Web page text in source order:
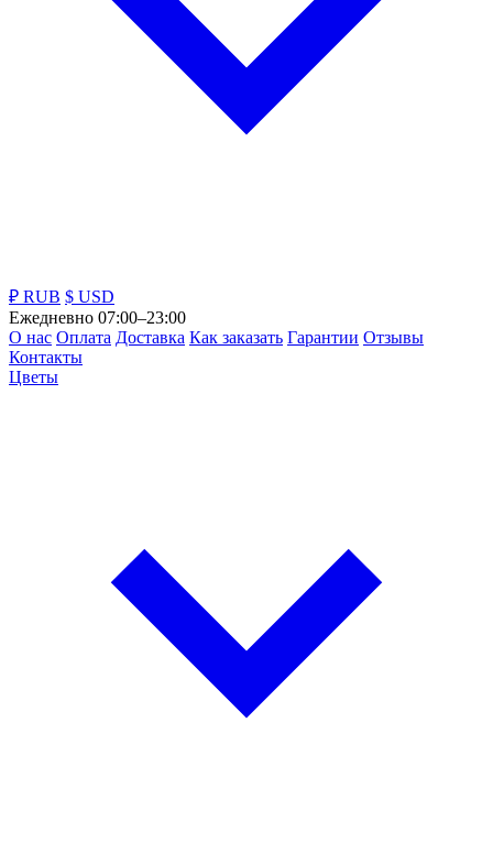
₽ RUB $ USD
Ежедневно 07:00–23:00
О нас Оплата Доставка Как заказать Гарантии Отзывы
Контакты
Цветы